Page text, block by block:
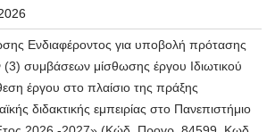
Ενδιαφέροντος για υποβολή πρότασης
συμβάσεων μίσθωσης έργου Ιδιωτικού
έργου στο πλαίσιο της πράξης
διδακτικής εμπειρίας στο Πανεπιστήμιο